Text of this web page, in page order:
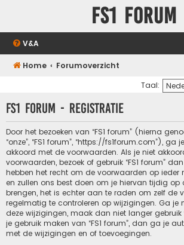
FS1 forum
V&A
Home
Forumoverzicht
Taal:
FS1 forum - Registratie
Door het bezoeken van “FS1 forum” (hierna
“onze”, “FS1 forum”, “https://fs1forum.com”),
akkoord met de voorwaarden. Als je niet
voorwaarden, bezoek of gebruik “FS1 forum”
hebben het recht om de voorwaarden op ieder
en zullen ons best doen om je hiervan tijdig op
brengen, het is echter aan te raden om zelf de
regelmatig te controleren op wijzigingen. Ga je
deze wijzigingen, maak dan niet langer gebruik
je gebruik maken van “FS1 forum”, dan ga je
met de wijzigingen en of toevoegingen.